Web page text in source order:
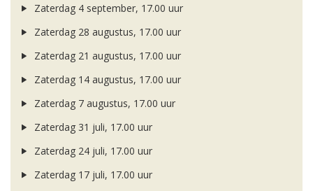
Zaterdag 4 september, 17.00 uur
Zaterdag 28 augustus, 17.00 uur
Zaterdag 21 augustus, 17.00 uur
Zaterdag 14 augustus, 17.00 uur
Zaterdag 7 augustus, 17.00 uur
Zaterdag 31 juli, 17.00 uur
Zaterdag 24 juli, 17.00 uur
Zaterdag 17 juli, 17.00 uur